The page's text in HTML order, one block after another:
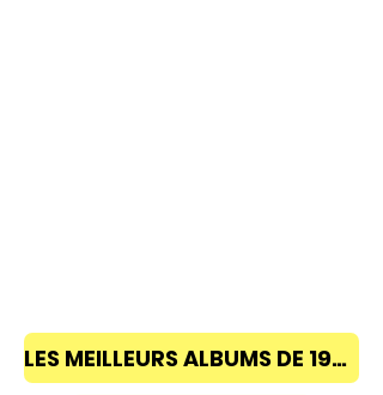
LES MEILLEURS ALBUMS DE 1968 à 2018